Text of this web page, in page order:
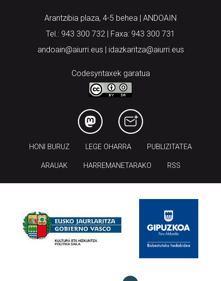
Arantzibia plaza, 4-5 behea | ANDOAIN
Tel.: 943 300 732 | Faxa: 943 300 731
andoain@aiurri.eus | idazkaritza@aiurri.eus
Codesyntaxek garatua
HONI BURUZ LEGE OHARRA PUBLIZITATEA
ARAUAK HARREMANETARAKO RSS